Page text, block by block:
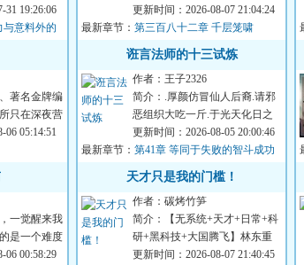
、各国的纷
31 19:26:06
与意料外的
著名金牌编
只在深夜营
不了，因为
06 05:14:51
一觉醒来我
是一个难度
在半年内灭
06 00:58:29
颗毛豆变老虎。种出一身好手
艺，一生享福不受...
更新时间：2026-08-07 21:04:24
最新章节： 第三百八十二章 千层笼啸
诳言法师的十三试炼
作者：王子2326
简介：.厚颜仿冒仙人后裔.请邪
恶组织大吃一斤.于光天化日之
下展露神性.以一己之力喝倒整
个学校.窃取魔法...
更新时间：2026-08-05 20:00:46
最新章节： 第41章 等同于失败的智斗成功
天才只是我的门槛！
作者：碳烤竹笋
简介：【无系统+天才+日常+科
研+黑科技+大国腾飞】林东重
生回到幼儿时期。一个强大的灵
更新时间：2026-08-07 21:40:45